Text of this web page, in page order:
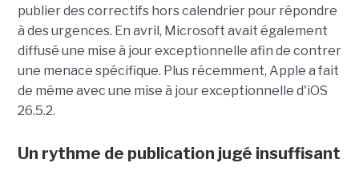
publier des correctifs hors calendrier pour répondre
à des urgences. En avril, Microsoft avait également
diffusé une mise à jour exceptionnelle afin de contrer
une menace spécifique. Plus récemment, Apple a fait
de même avec une mise à jour exceptionnelle d'iOS
26.5.2.
Un rythme de publication jugé insuffisant